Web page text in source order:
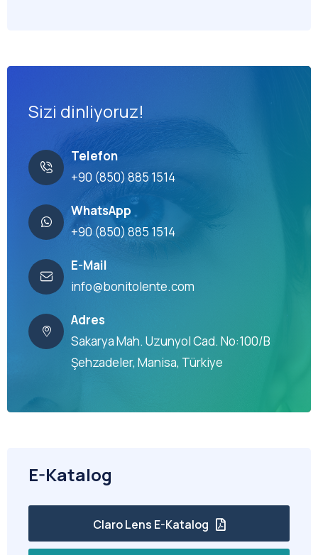
Sizi dinliyoruz!
Telefon
+90 (850) 885 1514
WhatsApp
+90 (850) 885 1514
E-Mail
info@bonitolente.com
Adres
Sakarya Mah. Uzunyol Cad. No:100/B
Şehzadeler, Manisa, Türkiye
E-Katalog
Claro Lens E-Katalog